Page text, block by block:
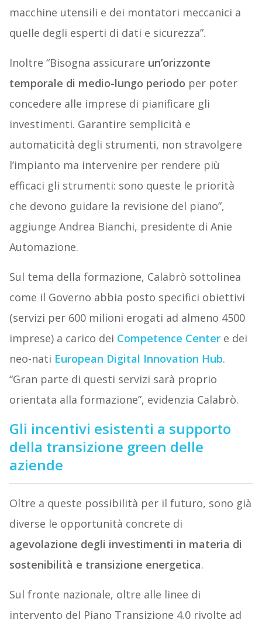
macchine utensili e dei montatori meccanici a
quelle degli esperti di dati e sicurezza”.
Inoltre “Bisogna assicurare un’orizzonte
temporale di medio-lungo periodo per poter
concedere alle imprese di pianificare gli
investimenti. Garantire semplicità e
automaticità degli strumenti, non stravolgere
l’impianto ma intervenire per rendere più
efficaci gli strumenti: sono queste le priorità
che devono guidare la revisione del piano”,
aggiunge Andrea Bianchi, presidente di Anie
Automazione.
Sul tema della formazione, Calabrò sottolinea
come il Governo abbia posto specifici obiettivi
(servizi per 600 milioni erogati ad almeno 4500
imprese) a carico dei Competence Centere dei
neo-nati European Digital Innovation Hub.
“Gran parte di questi servizi sarà proprio
orientata alla formazione”, evidenzia Calabrò.
Gli incentivi esistenti a supporto
della transizione green delle
aziende
Oltre a queste possibilità per il futuro, sono già
diverse le opportunità concrete di
agevolazione degli investimenti in materia di
sostenibilità e transizione energetica.
Sul fronte nazionale, oltre alle linee di
intervento del Piano Transizione 4.0 rivolte ad